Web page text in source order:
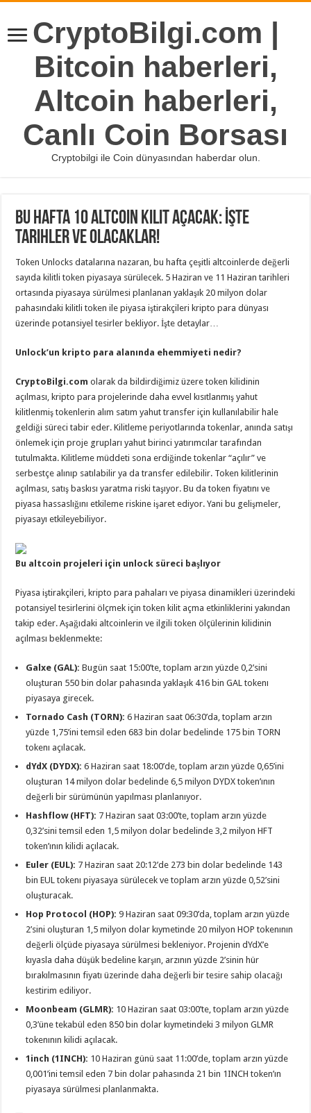
CryptoBilgi.com |
Bitcoin haberleri,
Altcoin haberleri,
Canlı Coin Borsası
Cryptobilgi ile Coin dünyasından haberdar olun.
Bu Hafta 10 Altcoin Kilit Açacak: İşte
Tarihler ve Olacaklar!
Token Unlocks datalarına nazaran, bu hafta çeşitli altcoinlerde değerli
sayıda kilitli token piyasaya sürülecek. 5 Haziran ve 11 Haziran tarihleri
ortasında piyasaya sürülmesi planlanan yaklaşık 20 milyon dolar
pahasındaki kilitli token ile piyasa iştirakçileri kripto para dünyası
üzerinde potansiyel tesirler bekliyor. İşte detaylar…
Unlock’un kripto para alanında ehemmiyeti nedir?
CryptoBilgi.comolarak da bildirdiğimiz üzere token kilidinin
açılması, kripto para projelerinde daha evvel kısıtlanmış yahut
kilitlenmiş tokenlerin alım satım yahut transfer için kullanılabilir hale
geldiği süreci tabir eder. Kilitleme periyotlarında tokenlar, anında satışı
önlemek için proje grupları yahut birinci yatırımcılar tarafından
tutulmakta. Kilitleme müddeti sona erdiğinde tokenlar “açılır” ve
serbestçe alınıp satılabilir ya da transfer edilebilir. Token kilitlerinin
açılması, satış baskısı yaratma riski taşıyor. Bu da token fiyatını ve
piyasa hassaslığını etkileme riskine işaret ediyor. Yani bu gelişmeler,
piyasayı etkileyebiliyor.
Bu altcoin projeleri için unlock süreci başlıyor
Piyasa iştirakçileri, kripto para pahaları ve piyasa dinamikleri üzerindeki
potansiyel tesirlerini ölçmek için token kilit açma etkinliklerini yakından
takip eder. Aşağıdaki altcoinlerin ve ilgili token ölçülerinin kilidinin
açılması beklenmekte:
Galxe (GAL):Bugün saat 15:00’te, toplam arzın yüzde 0,2’sini
oluşturan 550 bin dolar pahasında yaklaşık 416 bin GAL tokenı
piyasaya girecek.
Tornado Cash (TORN):6 Haziran saat 06:30’da, toplam arzın
yüzde 1,75’ini temsil eden 683 bin dolar bedelinde 175 bin TORN
tokenı açılacak.
dYdX (DYDX):6 Haziran saat 18:00’de, toplam arzın yüzde 0,65’ini
oluşturan 14 milyon dolar bedelinde 6,5 milyon DYDX token’ının
değerli bir sürümünün yapılması planlanıyor.
Hashflow (HFT): 7 Haziran saat 03:00’te, toplam arzın yüzde
0,32’sini temsil eden 1,5 milyon dolar bedelinde 3,2 milyon HFT
token’ının kilidi açılacak.
Euler (EUL): 7 Haziran saat 20:12’de 273 bin dolar bedelinde 143
bin EUL tokenı piyasaya sürülecek ve toplam arzın yüzde 0,52’sini
oluşturacak.
Hop Protocol (HOP):9 Haziran saat 09:30’da, toplam arzın yüzde
2’sini oluşturan 1,5 milyon dolar kıymetinde 20 milyon HOP tokenının
değerli ölçüde piyasaya sürülmesi bekleniyor. Projenin dYdX’e
kıyasla daha düşük bedeline karşın, arzının yüzde 2’sinin hür
bırakılmasının fiyatı üzerinde daha değerli bir tesire sahip olacağı
kestirim ediliyor.
Moonbeam (GLMR): 10 Haziran saat 03:00’te, toplam arzın yüzde
0,3’üne tekabül eden 850 bin dolar kıymetindeki 3 milyon GLMR
tokenının kilidi açılacak.
1inch (1INCH): 10 Haziran günü saat 11:00’de, toplam arzın yüzde
0,001’ini temsil eden 7 bin dolar pahasında 21 bin 1INCH token’ın
piyasaya sürülmesi planlanmakta.